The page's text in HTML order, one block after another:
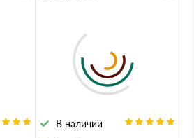
В наличии